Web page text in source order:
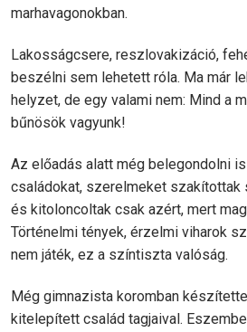
marhavagonokban.
Lakosságcsere, reszlovakizáció,
beszélni sem lehetett róla. Ma már
helyzet, de egy valami nem: Mind a
bűnösök vagyunk!
Az előadás alatt még belegondolni
családokat, szerelmeket
és kitoloncoltak csak azért, mert
Történelmi tények, érzelmi viharok
nem játék, ez a színtiszta valóság.
Még gimnazista koromban
kitelepített család tagjaival.